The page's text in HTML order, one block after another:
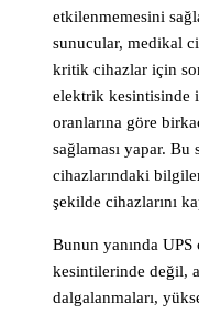
etkilenmemesini
sunucular, medikal
kritik cihazlar için
elektrik kesintisinde
oranlarına göre
sağlaması yapar. Bu
cihazlarındaki
şekilde cihazlarını
Bunun yanında UPS
kesintilerinde değil,
dalgalanmaları,